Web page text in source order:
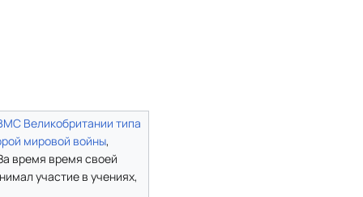
Великобритании типа
мировой войны,
время время своей
участие в учениях,